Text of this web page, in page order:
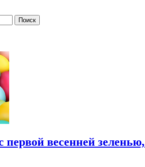
первой весенней